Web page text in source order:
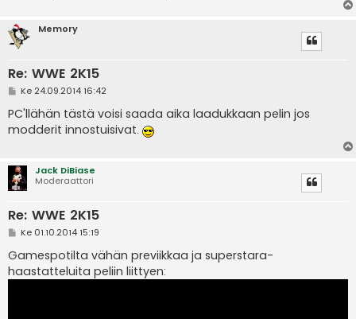
Memory
Re: WWE 2K15
V
e
s
t
Ke 24.09.2014 16:42
PC'llähän tästä voisi saada aika laadukkaan pelin jos
modderit innostuisivat.
Jack DiBiase
Moderaattori
Re: WWE 2K15
V
e
s
t
i
Ke 01.10.2014 15:19
Gamespotilta vähän previikkaa ja superstara-
haastatteluita peliin liittyen: